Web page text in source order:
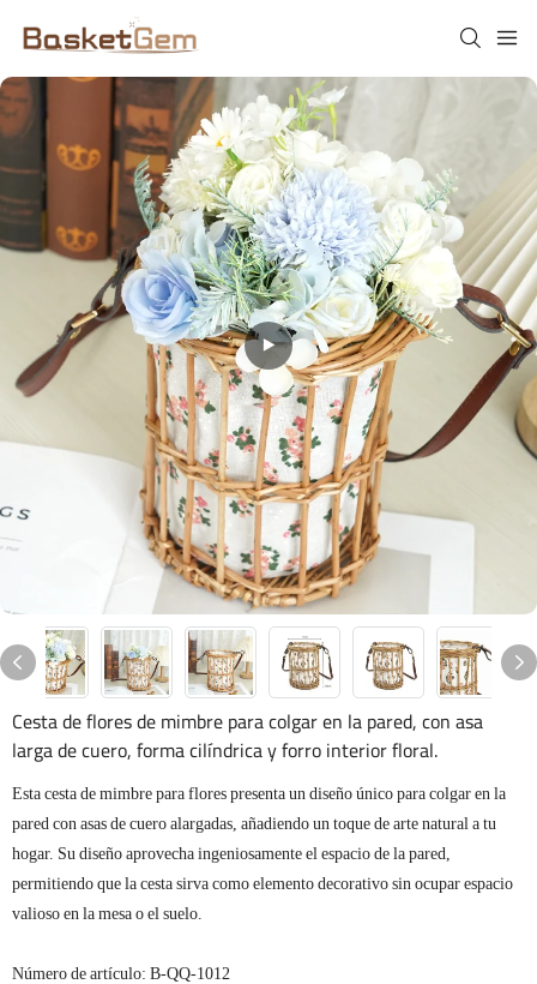
Cesta de flores de mimbre para colgar en la pared, con asa
larga de cuero, forma cilíndrica y forro interior floral.
Esta cesta de mimbre para flores presenta un diseño único para colgar en la
pared con asas de cuero alargadas, añadiendo un toque de arte natural a tu
hogar. Su diseño aprovecha ingeniosamente el espacio de la pared,
permitiendo que la cesta sirva como elemento decorativo sin ocupar espacio
valioso en la mesa o el suelo.
Número de artículo: B-QQ-1012